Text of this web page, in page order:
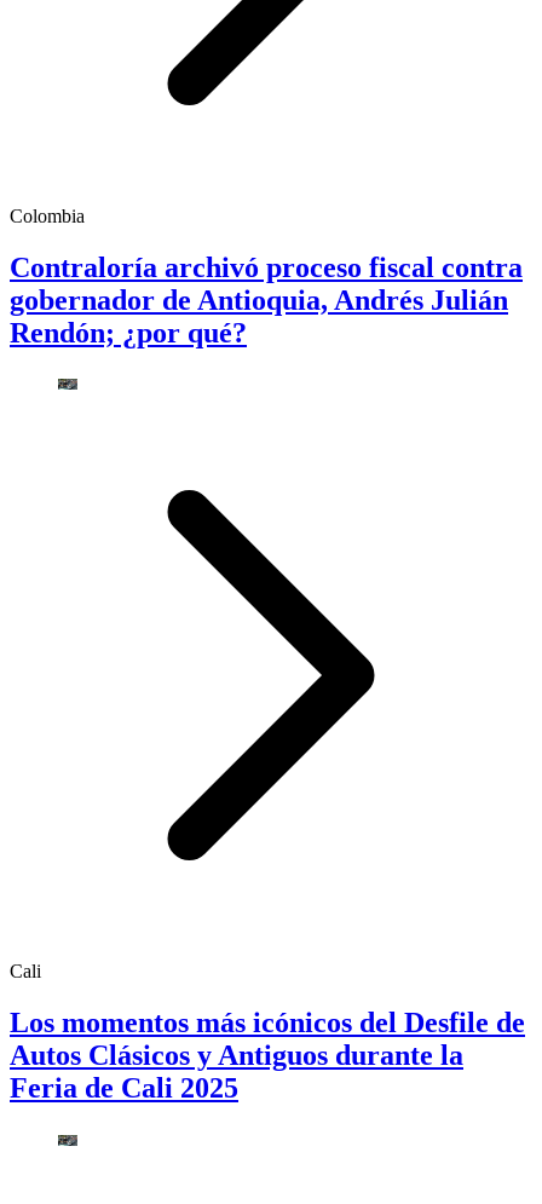
Colombia
Contraloría archivó proceso fiscal contra
gobernador de Antioquia, Andrés Julián
Rendón; ¿por qué?
Cali
Los momentos más icónicos del Desfile de
Autos Clásicos y Antiguos durante la
Feria de Cali 2025